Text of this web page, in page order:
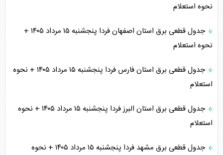
نحوه استعلام
جدول قطعی برق استان اصفهان فردا پنجشنبه ۱۵ مرداد ۱۴۰۵ +
نحوه استعلام
جدول قطعی برق استان فارس فردا پنجشنبه ۱۵ مرداد ۱۴۰۵ + نحوه
استعلام
جدول قطعی برق استان البرز فردا پنجشنبه ۱۵ مرداد ۱۴۰۵ + نحوه
استعلام
جدول قطعی برق مشهد فردا پنجشنبه ۱۵ مرداد ۱۴۰۵ + نحوه